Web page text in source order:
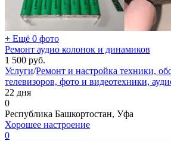
+ Ещё 0 фото
Ремонт аудио колонок и динамиков
1 500 руб.
Услуги/Ремонт и настройка техники,
телевизоров, фото и видеотехники,
22 дня
0
Республика Башкортостан, Уфа
Хорошее настроение
0